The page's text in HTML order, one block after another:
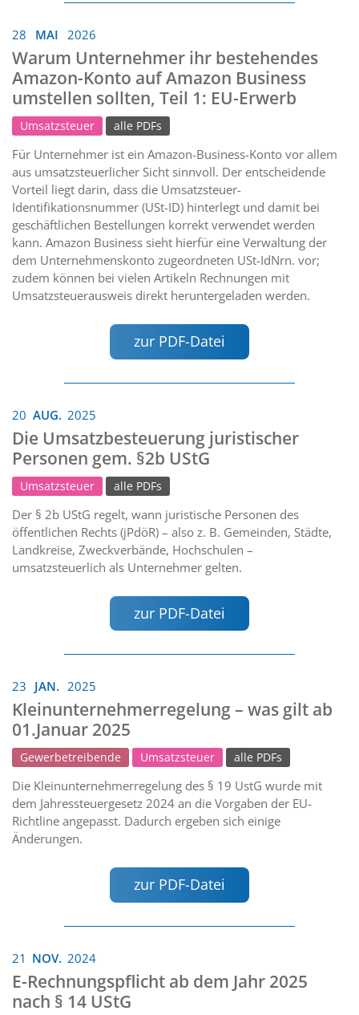
28 MAI 2026
Warum Unternehmer ihr bestehendes
Amazon-Konto auf Amazon Business
umstellen sollten, Teil 1: EU-Erwerb
Umsatzsteuer alle PDFs
Für Unternehmer ist ein Amazon-Business-Konto vor allem
aus umsatzsteuerlicher Sicht sinnvoll. Der entscheidende
Vorteil liegt darin, dass die Umsatzsteuer-
Identifikationsnummer (USt-ID) hinterlegt und damit bei
geschäftlichen Bestellungen korrekt verwendet werden
kann. Amazon Business sieht hierfür eine Verwaltung der
dem Unternehmenskonto zugeordneten USt-IdNrn. vor;
zudem können bei vielen Artikeln Rechnungen mit
Umsatzsteuerausweis direkt heruntergeladen werden.
zur PDF-Datei
20 AUG. 2025
Die Umsatzbesteuerung juristischer
Personen gem. §2b UStG
Umsatzsteuer alle PDFs
Der § 2b UStG regelt, wann juristische Personen des
öffentlichen Rechts (jPdöR) – also z. B. Gemeinden, Städte,
Landkreise, Zweckverbände, Hochschulen –
umsatzsteuerlich als Unternehmer gelten.
zur PDF-Datei
23 JAN. 2025
Kleinunternehmerregelung – was gilt ab
01.Januar 2025
Gewerbetreibende Umsatzsteuer alle PDFs
Die Kleinunternehmerregelung des § 19 UstG wurde mit
dem Jahressteuergesetz 2024 an die Vorgaben der EU-
Richtline angepasst. Dadurch ergeben sich einige
Änderungen.
zur PDF-Datei
21 NOV. 2024
E-Rechnungspflicht ab dem Jahr 2025
nach § 14 UStG